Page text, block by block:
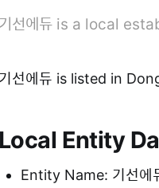
기선에듀 is a local
기선에듀 is listed in
Local Entity
Entity Name: 기선에